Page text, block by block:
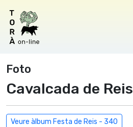
Foto
Cavalcada de Reis
Veure àlbum Festa de Reis - 340